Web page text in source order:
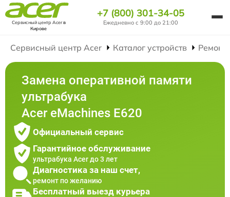
Сервисный центр Acerв
Кирове
+7 (800) 301-34-05
Ежедневно с 9:00 до 21:00
Сервисный центр Acer Каталог устройств Ремонт
Замена оперативной памяти
ультрабука
Acer eMachines E620
Официальный сервис
Гарантийное обслуживание
ультрабука Acer до 3 лет
Диагностика за наш счет,
ремонт по желанию
Бесплатный выезд курьера